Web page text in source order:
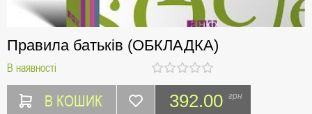
Правила батьків (ОБКЛАДКА)
В наявності
В КОШИК 392.00 грн